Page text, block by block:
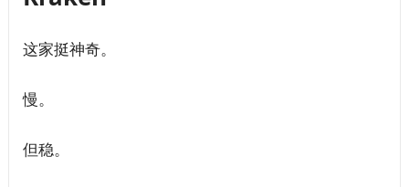
这家挺神奇。
慢。
但稳。